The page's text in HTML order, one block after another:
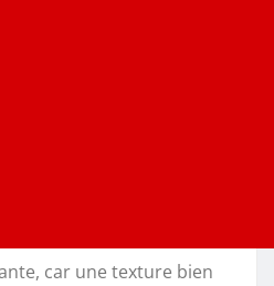
car une texture bien